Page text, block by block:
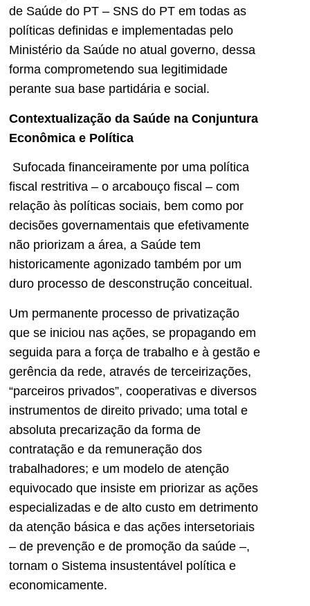
de Saúde do PT – SNS do PT em todas as
políticas definidas e implementadas pelo
Ministério da Saúde no atual governo, dessa
forma comprometendo sua legitimidade
perante sua base partidária e social.
Contextualização da Saúde na Conjuntura
Econômica e Política
Sufocada financeiramente por uma política
fiscal restritiva – o arcabouço fiscal – com
relação às políticas sociais, bem como por
decisões governamentais que efetivamente
não priorizam a área, a Saúde tem
historicamente agonizado também por um
duro processo de desconstrução conceitual.
Um permanente processo de privatização
que se iniciou nas ações, se propagando em
seguida para a força de trabalho e à gestão e
gerência da rede, através de terceirizações,
“parceiros privados”, cooperativas e diversos
instrumentos de direito privado; uma total e
absoluta precarização da forma de
contratação e da remuneração dos
trabalhadores; e um modelo de atenção
equivocado que insiste em priorizar as ações
especializadas e de alto custo em detrimento
da atenção básica e das ações intersetoriais
– de prevenção e de promoção da saúde –,
tornam o Sistema insustentável política e
economicamente.